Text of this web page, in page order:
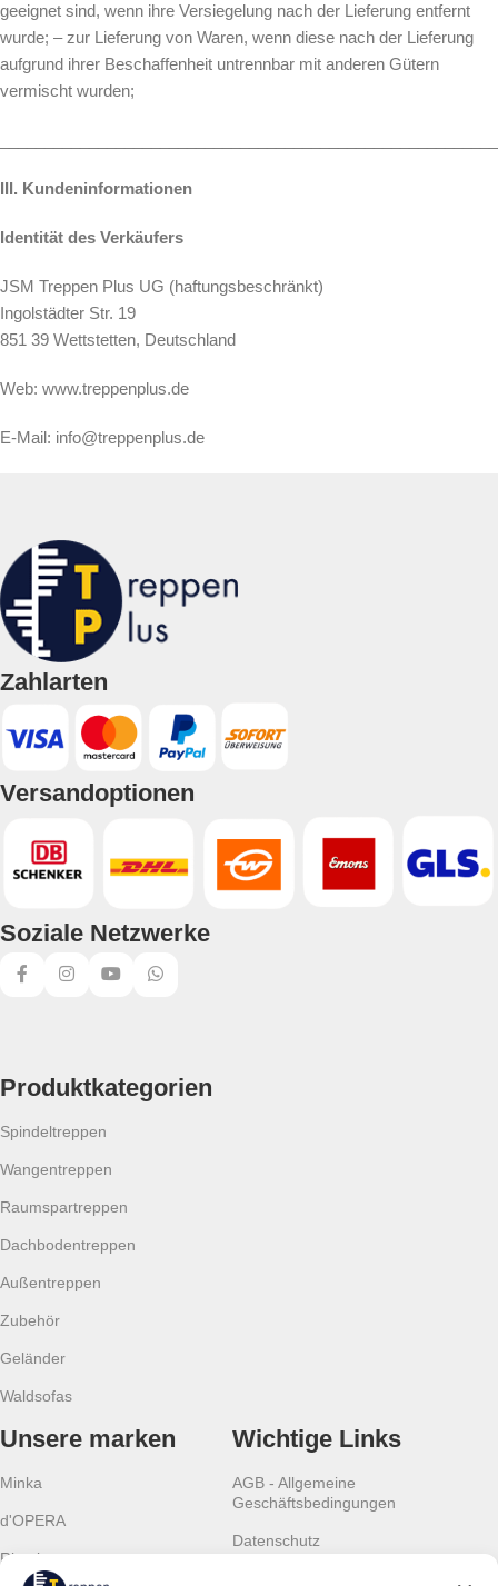
geeignet sind, wenn ihre Versiegelung nach der Lieferung entfernt
wurde; – zur Lieferung von Waren, wenn diese nach der Lieferung
aufgrund ihrer Beschaffenheit untrennbar mit anderen Gütern
vermischt wurden;
III. Kundeninformationen
Identität des Verkäufers
JSM Treppen Plus UG (haftungsbeschränkt)
Ingolstädter Str. 19
851 39 Wettstetten, Deutschland
Web: www.treppenplus.de
E-Mail: info@treppenplus.de
Zahlarten
Versandoptionen
Soziale Netzwerke
Produktkategorien
Spindeltreppen
Wangentreppen
Raumspartreppen
Dachbodentreppen
Außentreppen
Zubehör
Geländer
Waldsofas
Unsere marken
Minka
d'OPERA
Rintal
Wichtige Links
AGB - Allgemeine
Geschäftsbedingungen
Datenschutz